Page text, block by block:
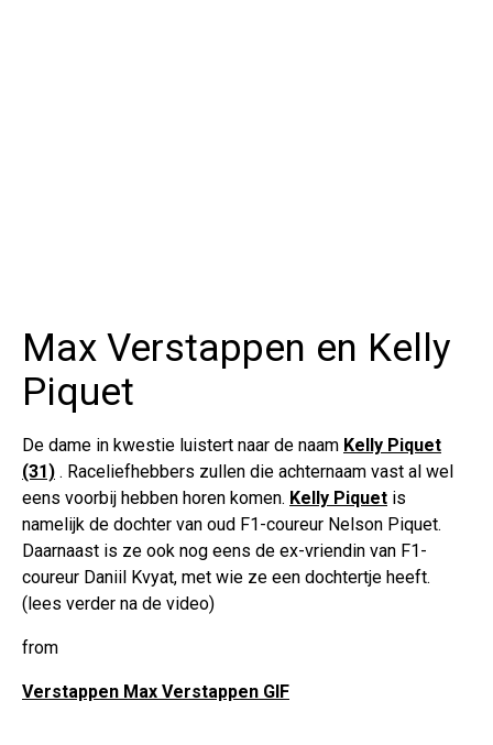
Max Verstappen en Kelly
Piquet
De dame in kwestie luistert naar de naam Kelly Piquet
(31) . Raceliefhebbers zullen die achternaam vast al wel
eens voorbij hebben horen komen. Kelly Piquet is
namelijk de dochter van oud F1-coureur Nelson Piquet.
Daarnaast is ze ook nog eens de ex-vriendin van F1-
coureur Daniil Kvyat, met wie ze een dochtertje heeft.
(lees verder na de video)
from
Verstappen Max Verstappen GIF